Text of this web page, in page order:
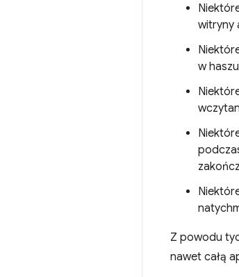
witryny
w
Z powodu
nawet całą